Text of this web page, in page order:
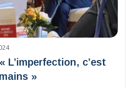
L’imperfection, c’est
»